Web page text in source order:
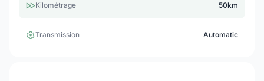
Kilométrage 50km
Transmission Automatic